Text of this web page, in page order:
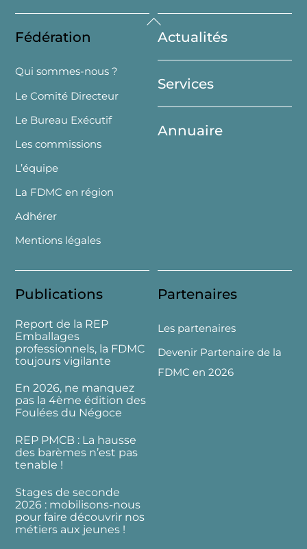
Back
To
Top
Fédération
Qui sommes-nous ?
Le Comité Directeur
Le Bureau Exécutif
Les commissions
L’équipe
La FDMC en région
Adhérer
Mentions légales
Actualités
Services
Annuaire
Publications
Report de la REP
Emballages
professionnels, la FDMC
toujours vigilante
En 2026, ne manquez
pas la 4ème édition des
Foulées du Négoce
REP PMCB : La hausse
des barèmes n’est pas
tenable !
Stages de seconde
2026 : mobilisons-nous
pour faire découvrir nos
métiers aux jeunes !
Partenaires
Les partenaires
Devenir Partenaire de la
FDMC en 2026